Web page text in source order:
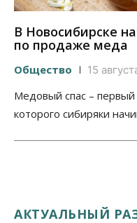
В Новосибирске
по продаже меда
Общество 15
Медовый спас – первый
которого сибиряки
АКТУАЛЬНЫЙ